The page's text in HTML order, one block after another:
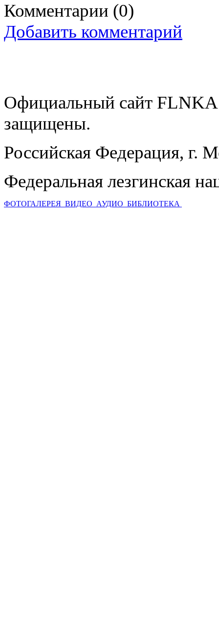
Комментарии (0)
Добавить комментарий
Официальный сайт
защищены.
Российская Федерация, г.
Федеральная лезгинская
ФОТОГАЛЕРЕЯ ВИДЕО АУДИО БИБЛИОТЕКА